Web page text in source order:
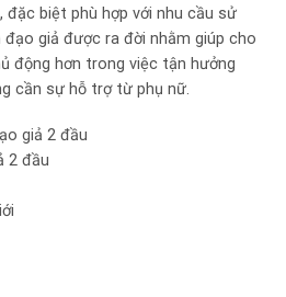
đặc biệt phù hợp với nhu cầu sử
giả được ra đời nhằm giúp cho
động hơn trong việc tận hưởng
cần sự hỗ trợ từ phụ nữ.
giả 2 đầu
2 đầu